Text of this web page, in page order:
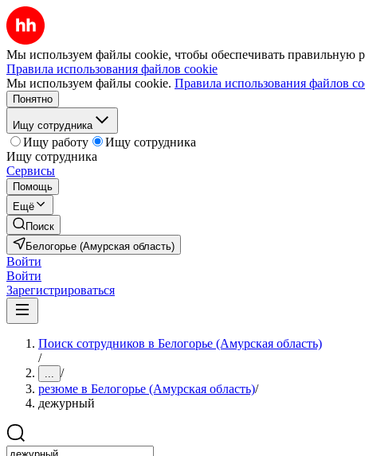
Мы используем файлы cookie, чтобы обеспечивать правильную
Правила использования файлов cookie
Мы используем файлы cookie. Правила использования файлов
Понятно
Ищу сотрудника
Ищу работу
Ищу сотрудника
Ищу сотрудника
Сервисы
Помощь
Ещё
Поиск
Белогорье (Амурская область)
Войти
Войти
Зарегистрироваться
Поиск сотрудников в Белогорье (Амурская область)
/
... /
резюме в Белогорье (Амурская область)/
дежурный